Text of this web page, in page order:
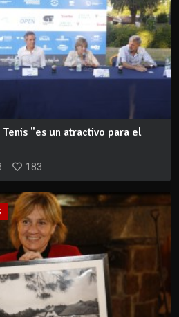
"es un atractivo para el
183